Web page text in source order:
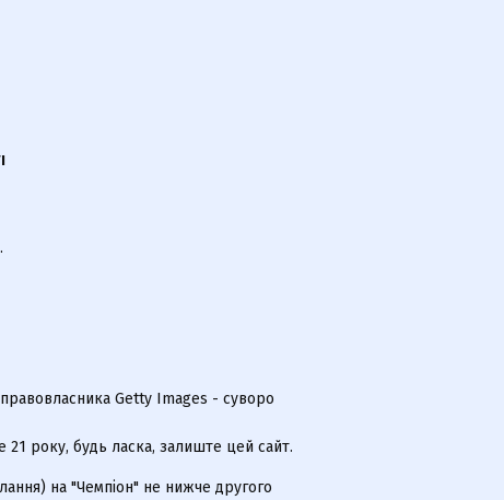
.
правовласника Getty Images - суворо
року, будь ласка, залиште цей сайт.
на "Чемпіон" не нижче другого